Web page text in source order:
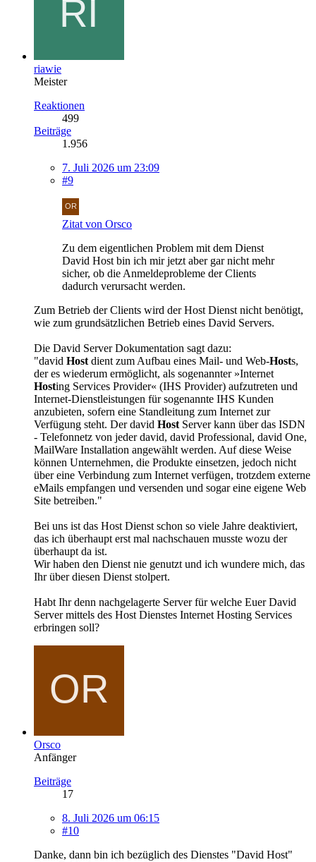
riawie
Meister
Reaktionen
499
Beiträge
1.956
7. Juli 2026 um 23:09
#9
Zitat von Orsco
Zu dem eigentlichen Problem mit dem Dienst
David Host bin ich mir jetzt aber gar nicht mehr
sicher, ob die Anmeldeprobleme der Clients
dadurch verursacht werden.
Zum Betrieb der Clients wird der Host Dienst nicht benötigt,
wie zum grundsätzlichen Betrieb eines David Servers.
Die David Server Dokumentation sagt dazu:
"david Host dient zum Aufbau eines Mail- und Web-Hosts,
der es wiederum ermöglicht, als sogenannter »Internet
Hosting Services Provider« (IHS Provider) aufzutreten und
Internet-Dienstleistungen für sogenannte IHS Kunden
anzubieten, sofern eine Standleitung zum Internet zur
Verfügung steht. Der david Host Server kann über das ISDN
- Telefonnetz von jeder david, david Professional, david One,
MailWare Installation angewählt werden. Auf diese Weise
können Unternehmen, die Produkte einsetzen, jedoch nicht
über eine Verbindung zum Internet verfügen, trotzdem externe
eMails empfangen und versenden und sogar eine eigene Web
Site betreiben."
Bei uns ist das Host Dienst schon so viele Jahre deaktiviert,
das ich überhaupt erst mal nachschauen musste wozu der
überhaupt da ist.
Wir haben den Dienst nie genutzt und ich wundere mich, das
Ihr über diesen Dienst stolpert.
Habt Ihr denn nachgelagerte Server für welche Euer David
Server mittels des Host Dienstes Internet Hosting Services
erbringen soll?
Orsco
Anfänger
Beiträge
17
8. Juli 2026 um 06:15
#10
Danke, dann bin ich bezüglich des Dienstes "David Host"